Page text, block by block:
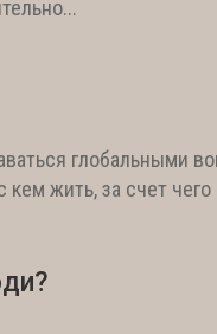
глобальными
кем жить, за счет